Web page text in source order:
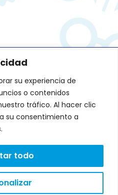
su experiencia de
o contenidos
tráfico. Al hacer clic
su consentimiento a
todo
de Fernando de Casas
37 Edificio CNL. Portal A-B.
A Coruña
CONTACTO:
602 24 71 49